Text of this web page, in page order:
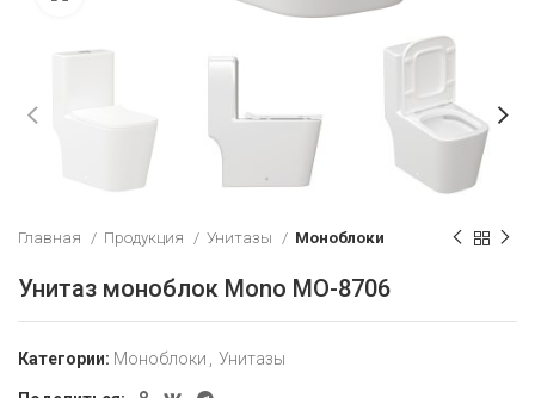
Главная Продукция Унитазы Моноблоки
Унитаз моноблок Mono MO-8706
Категории: Моноблоки , Унитазы